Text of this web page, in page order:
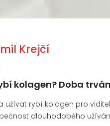
Krejčí
kolagen? Doba
užívat rybí kolagen pro
dlouhodobého